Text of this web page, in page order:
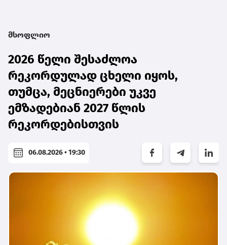
მსოფლიო
2026 წელი შესაძლოა
რეკორდულად ცხელი იყოს,
თუმცა, მეცნიერები უკვე
ემზადებიან 2027 წლის
რეკორდებისთვის
06.08.2026 • 19:30